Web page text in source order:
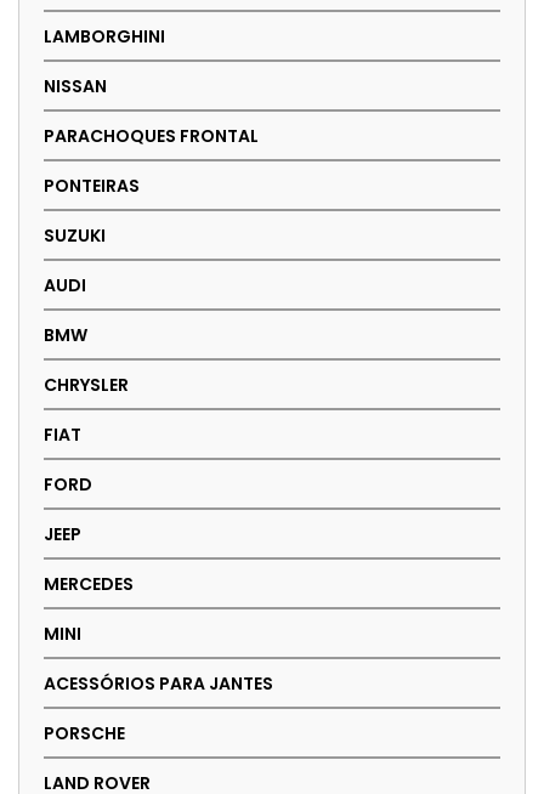
LAMBORGHINI
NISSAN
PARACHOQUES FRONTAL
PONTEIRAS
SUZUKI
AUDI
BMW
CHRYSLER
FIAT
FORD
JEEP
MERCEDES
MINI
ACESSÓRIOS PARA JANTES
PORSCHE
LAND ROVER